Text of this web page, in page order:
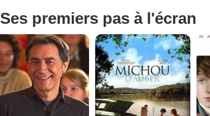
Ses premiers pas à l'écran